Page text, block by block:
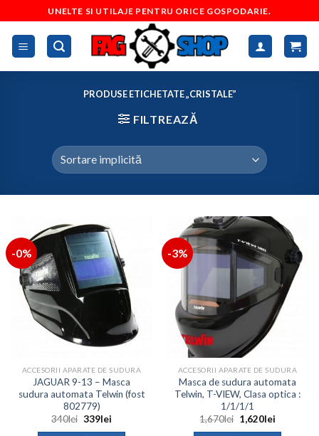
to
content
UNELTE SI UTILAJE PENTRU ORICE GOSPODARIE.
PRODUSE ETICHETATE „CRISTALE”
FILTREAZĂ
-0%
ACCESORII APARATE DE SUDURA
JAGUAR 9-13 – Masca
sudura automata Telwin (fost
802779)
340lei Prețul
339leiPrețul
-3%
ACCESORII APARATE DE SUDURA
Masca de sudura automata
Telwin, T-VIEW, Clasa optica :
1/1/1/1
1,670lei Prețul
inițial
1,620leiPrețul